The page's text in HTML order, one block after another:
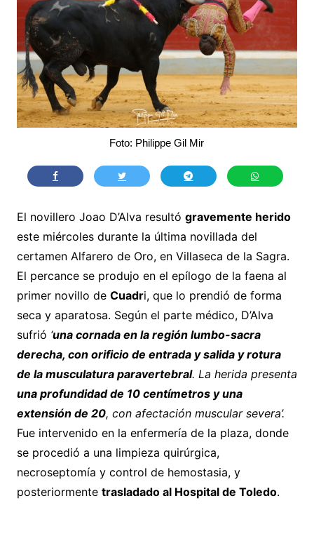
Foto: Philippe Gil Mir
El novillero Joao D’Alva resultó gravemente herido
este miércoles durante la última novillada del
certamen Alfarero de Oro, en Villaseca de la Sagra.
El percance se produjo en el epílogo de la faena al
primer novillo de Cuadri, que lo prendió de forma
seca y aparatosa. Según el parte médico, D’Alva
sufrió ‘una cornada en la región lumbo-sacra
derecha, con orificio de entrada y salida y rotura
de la musculatura paravertebral. La herida presenta
una profundidad de 10 centímetros y una
extensión de 20, con afectación muscular severa’.
Fue intervenido en la enfermería de la plaza, donde
se procedió a una limpieza quirúrgica,
necroseptomía y control de hemostasia, y
posteriormente trasladado al Hospital de Toledo.